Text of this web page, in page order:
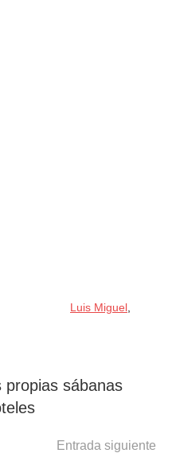
Luis Miguel
propias sábanas
Entrada siguiente